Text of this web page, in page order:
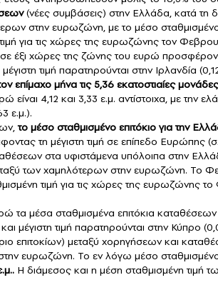
(νέες συμβάσεις) στην Ελλάδα, κατά τη
στην ευρωζώνη, με το μέσο
για τις χώρες της ευρωζώνης τον
σε έξι χώρες της ζώνης του ευρώ
τιμή παρατηρούνται στην Ιρλανδία
επίμαχο μήνα τις 5,36 εκατοστιαίες μονάδες
4,12 και 3,33 ε.μ. αντίστοιχα, με την
ε.μ.).
το μέσο σταθμισμένο επιτόκιο για την
τη μέγιστη τιμή σε επίπεδο Ευρώπης
στα υφιστάμενα υπόλοιπα στην
των χαμηλότερων στην ευρωζώνη. Το
τιμή για τις χώρες της ευρωζώνης
τα μέσα σταθμισμένα επιτόκια καταθέσεων
μέγιστη τιμή παρατηρούνται στην Κύπρο
επιτοκίων) μεταξύ χορηγήσεων και
ευρωζώνη. Το εν λόγω μέσο σταθμισμένο
Η διάμεσος και η μέση σταθμισμένη τιμή